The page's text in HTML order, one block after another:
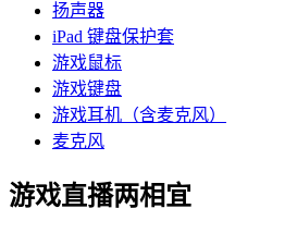
扬声器
iPad 键盘保护套
游戏鼠标
游戏键盘
游戏耳机（含麦克风）
麦克风
游戏直播两相宜